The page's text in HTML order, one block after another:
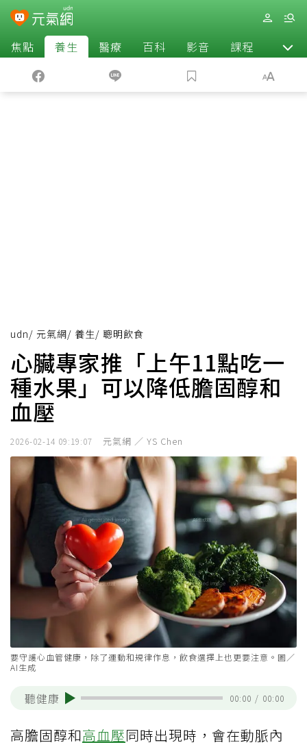
焦點 養生 醫療 百科 影音 課程 退休
udn/ 元氣網/ 養生/ 聰明飲食
心臟專家推「上午11點吃一
種水果」可以降低膽固醇和
血壓
2026-02-14 09:19:07 元氣網 ／ YS Chen
要守護心血管健康，除了運動和規律作息，飲食選擇上也更要注意。圖／
AI生成
聽健康 00:00 / 00:00
高膽固醇和高血壓同時出現時，會在動脈內